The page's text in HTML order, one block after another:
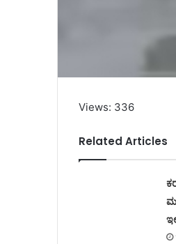
Views: 336
Related Articles